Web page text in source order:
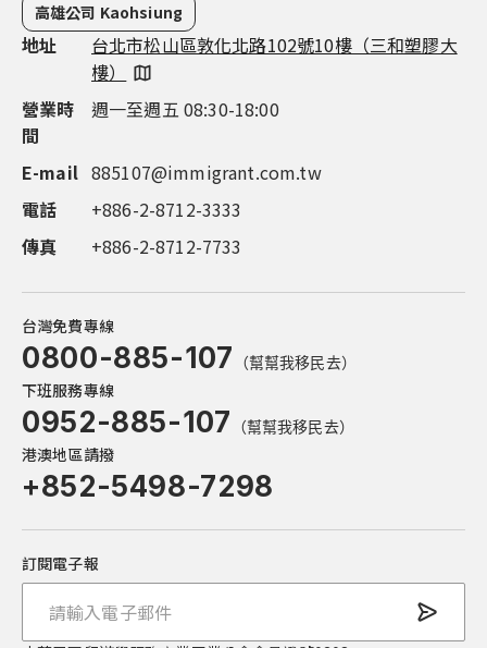
高雄公司 Kaohsiung
地址
台北市松山區敦化北路102號10樓（三和塑膠大
樓）
營業時
間
週一至週五 08:30-18:00
E-mail 885107@immigrant.com.tw
電話
+886-2-8712-3333
傳真
+886-2-8712-7733
地址
新竹市東區慈雲路118號14樓之7（雲智匯大
樓）
營業時
間
週一至週五 09:00-18:00
電話
+886-3-563-8555
傳真
+886-2-8712-7733
地址
台中市西屯區市政路386號14樓之5（市政都心
廣場）
營業時
間
週一至週五 08:30-18:00
電話
+886-4-2252-1000
傳真
+886-4-2252-1999
地址
台南市永康區中華路1-100號16 樓（良美金三角
大樓）
營業時
間
週一至週五 08:30-18:00
電話
+886-6-311-0555
傳真
+886-7-555-9587
地址
高雄市鼓山區明誠三路683號4樓（市政總裁大
樓）
營業時
間
週一至週五 08:30-18:00
電話
+886-7-555-9597
傳真
+886-7-555-9587
台灣免費專線
0800-885-107 （幫幫我移民去）
下班服務專線
0952-885-107 （幫幫我移民去）
港澳地區請撥
+852-5498-7298
訂閱電子報